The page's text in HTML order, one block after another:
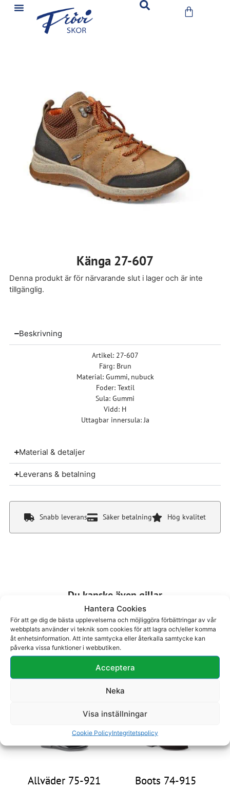
Hantera Cookies
För att ge dig de bästa upplevelserna och möjliggöra förbättringar av vår
webbplats använder vi teknik som cookies för att lagra och/eller komma
åt enhetsinformation. Att inte samtycka eller återkalla samtycke kan
påverka vissa funktioner i webbutiken.
Acceptera
Neka
Visa inställningar
Cookie PolicyIntegritetspolicy
Känga 27-607
Denna produkt är för närvarande slut i lager och är inte
tillgänglig.
Beskrivning
Artikel: 27-607
Färg: Brun
Material: Gummi, nubuck
Foder: Textil
Sula: Gummi
Vidd: H
Uttagbar innersula: Ja
Material & detaljer
Leverans & betalning
Snabb leverans Säker betalning Hög kvalitet
Du kanske även gillar
Boots 74-313
Boots 74-307
Boots 74-915
Allväder 75-921